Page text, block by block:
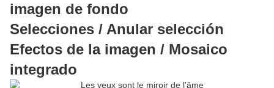
imagen de fondo
Selecciones / Anular selección
Efectos de la imagen / Mosaico
integrado